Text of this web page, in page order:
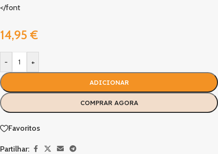
</font
14,95 €
- +
ADICIONAR
COMPRAR AGORA
Favoritos
Partilhar: